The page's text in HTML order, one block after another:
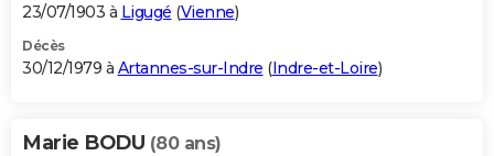
23/07/1903 à Ligugé (Vienne)
Décès
30/12/1979 à Artannes-sur-Indre (Indre-et-Loire)
Marie BODU (80 ans)